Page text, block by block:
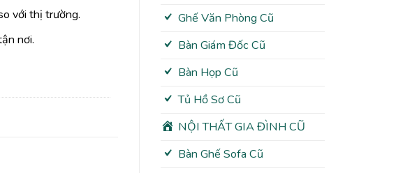
Ghế Văn Phòng Cũ
Bàn Giám Đốc Cũ
Bàn Họp Cũ
Tủ Hồ Sơ Cũ
NỘI THẤT GIA ĐÌNH CŨ
Bàn Ghế Sofa Cũ
với thị trường.
nơi.